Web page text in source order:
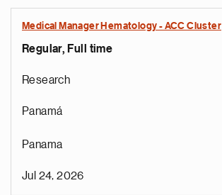
Medical Manager Hematology - ACC Cluster
Regular, Full time
Research
Panamá
Panama
Jul 24, 2026